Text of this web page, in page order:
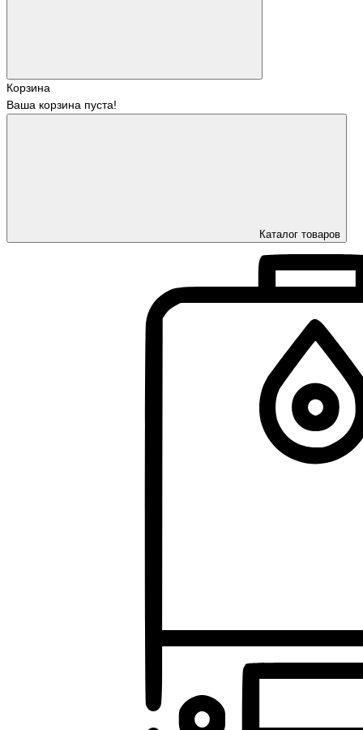
Корзина
Ваша корзина пуста!
Каталог товаров